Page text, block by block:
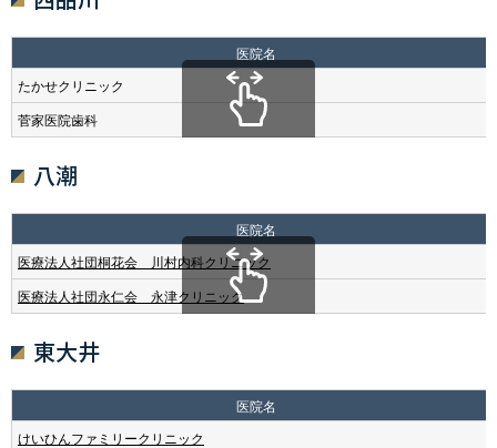
医院名
たかせクリニック
菅家医院歯科
八潮
医院名
医療法人社団桐花会 川村内科クリニック
医療法人社団永仁会 永津クリニック
東大井
医院名
けいひんファミリークリニック